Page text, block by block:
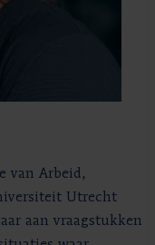
van Arbeid,
Utrecht
aan vraagstukken